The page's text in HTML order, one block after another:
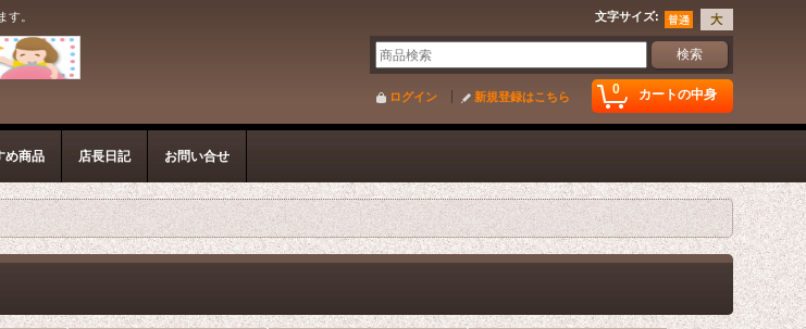
す。 文字サイズ:
0 カートの中身
ログイン 新規登録はこちら
め商品 店長日記 お問い合せ